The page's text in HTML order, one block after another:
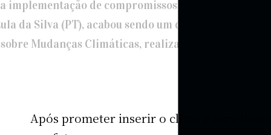
implementação de compromissos já assumidos, a
da Silva (PT), acabou sendo um dos pontos altos da
Mudanças Climáticas, realizada em Sharm El
Após prometer inserir o clima e o meio